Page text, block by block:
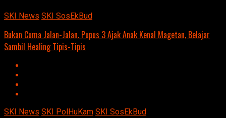
SKI News SKI SosEkBud
Bukan Cuma Jalan-Jalan. Pupus 3 Ajak Anak Kenal Magetan, Belajar
Sambil Healing Tipis-Tipis
SKI News SKI PolHuKam SKI SosEkBud